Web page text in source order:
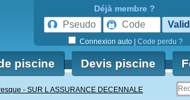
Déjà membre ?
Connexion auto Code perdu ?
piscine Devis piscine
- SUR L ASSURANCE DECENNALE